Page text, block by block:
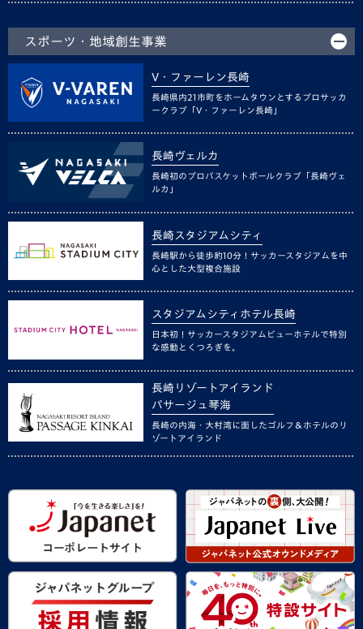
スポーツ・地域創生事業
V・ファーレン長崎
長崎県内21市町をホームタウンとするプロサッカ
ークラブ「V・ファーレン長崎」
長崎ヴェルカ
長崎初のプロバスケットボールクラブ「長崎ヴェ
ルカ」
長崎スタジアムシティ
長崎駅から徒歩約10分！サッカースタジアムを中
心とした大型複合施設
スタジアムシティホテル長崎
日本初！サッカースタジアムビューホテルで特別
な感動とくつろぎを。
長崎リゾートアイランド
パサージュ琴海
長崎の内海・大村湾に面したゴルフ＆ホテルのリ
ゾートアイランド